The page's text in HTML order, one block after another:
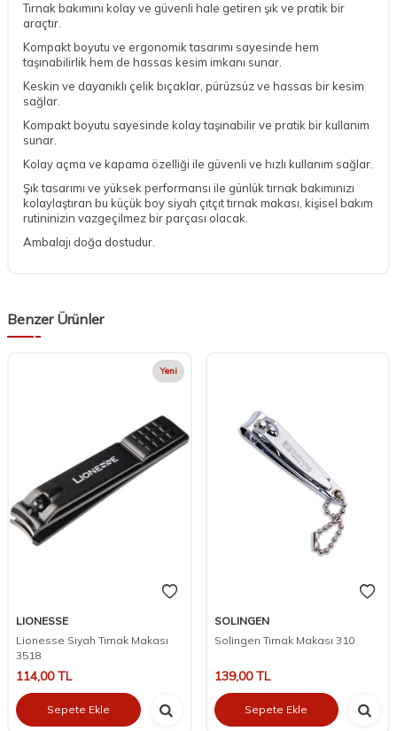
Tırnak bakımını kolay ve güvenli hale getiren şık ve pratik bir
araçtır.
Kompakt boyutu ve ergonomik tasarımı sayesinde hem
taşınabilirlik hem de hassas kesim imkanı sunar.
Keskin ve dayanıklı çelik bıçaklar, pürüzsüz ve hassas bir kesim
sağlar.
Kompakt boyutu sayesinde kolay taşınabilir ve pratik bir kullanım
sunar.
Kolay açma ve kapama özelliği ile güvenli ve hızlı kullanım sağlar.
Şık tasarımı ve yüksek performansı ile günlük tırnak bakımınızı
kolaylaştıran bu küçük boy siyah çıtçıt tırnak makası, kişisel bakım
rutininizin vazgeçilmez bir parçası olacak.
Ambalajı doğa dostudur.
Benzer Ürünler
Yeni
LIONESSE
Lionesse Siyah Tırnak Makası
3518
114,00TL
Sepete Ekle
SOLINGEN
Solingen Tırnak Makası 310
139,00TL
Sepete Ekle